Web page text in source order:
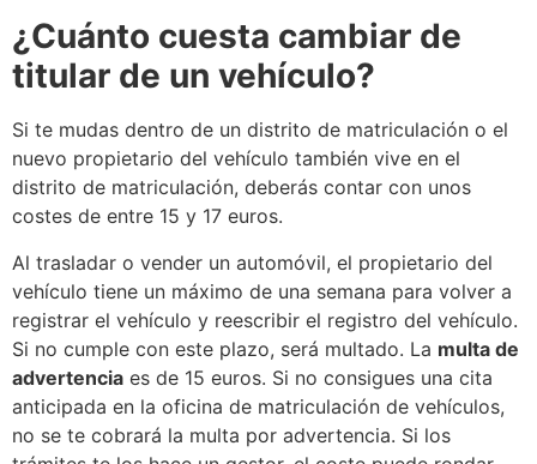
¿Cuánto cuesta cambiar de
titular de un vehículo?
Si te mudas dentro de un distrito de matriculación o el
nuevo propietario del vehículo también vive en el
distrito de matriculación, deberás contar con unos
costes de entre 15 y 17 euros.
Al trasladar o vender un automóvil, el propietario del
vehículo tiene un máximo de una semana para volver a
registrar el vehículo y reescribir el registro del vehículo.
Si no cumple con este plazo, será multado. La multa de
advertencia es de 15 euros. Si no consigues una cita
anticipada en la oficina de matriculación de vehículos,
no se te cobrará la multa por advertencia. Si los